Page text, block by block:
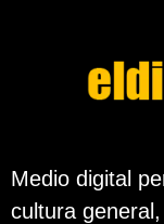
Medio digital
cultura